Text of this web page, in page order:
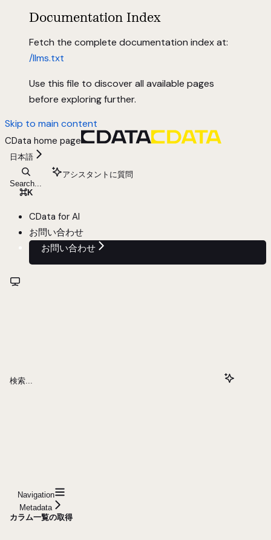
Documentation Index
Fetch the complete documentation index at:
/llms.txt
Use this file to discover all available pages
before exploring further.
Skip to main content
CData home page
日本語
Search...
⌘K
アシスタントに質問
CData for AI
お問い合わせ
お問い合わせ
検索...
Navigation
Metadata
カラム一覧の取得